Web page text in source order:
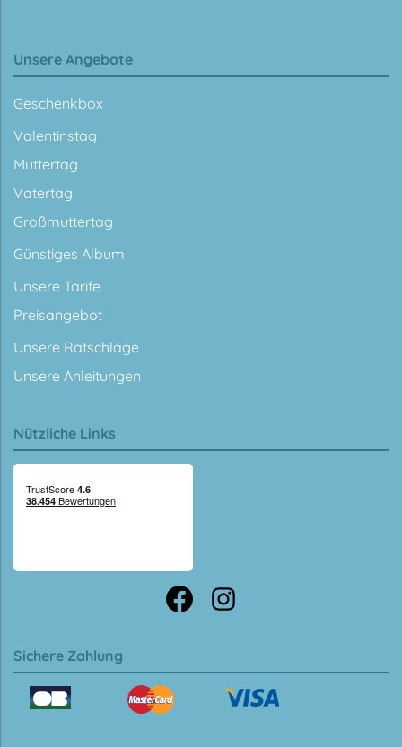
Unsere Angebote
Geschenkbox
Valentinstag
Muttertag
Vatertag
Großmuttertag
Günstiges Album
Unsere Tarife
Preisangebot
Unsere Ratschläge
Unsere Anleitungen
Nützliche Links
Sichere Zahlung